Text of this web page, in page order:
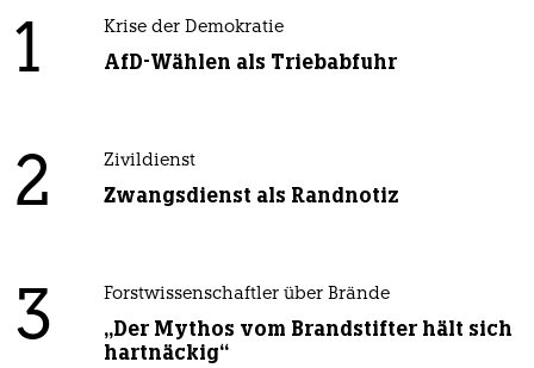
1 Krise der Demokratie
AfD-Wählen als Triebabfuhr
2 Zivildienst
Zwangsdienst als Randnotiz
3 Forstwissenschaftler über Brände
„Der Mythos vom Brandstifter hält sich
hartnäckig“